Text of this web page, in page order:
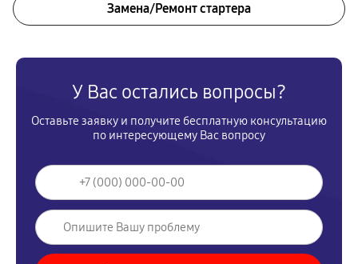
Замена/Pемонт стартера
У Вас остались вопросы?
Оставьте заявку и получите бесплатную консультацию
по интересующему Вас вопросу